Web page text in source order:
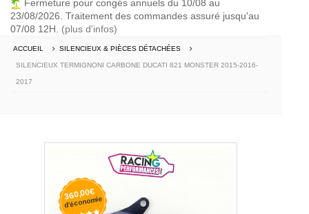
Fermeture pour congés annuels du 10/08 au
23/08/2026. Traitement des commandes assuré jusqu'au
07/08 12H. (plus d'infos)
ACCUEIL SILENCIEUX & PIÈCES DÉTACHÉES
SILENCIEUX TERMIGNONI CARBONE DUCATI 821 MONSTER 2015-2016-
2017
360,00€
d'économie